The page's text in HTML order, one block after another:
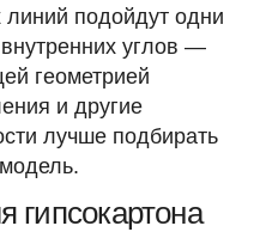
линий подойдут одни
углов —
геометрией
и другие
лучше подбирать
гипсокартона